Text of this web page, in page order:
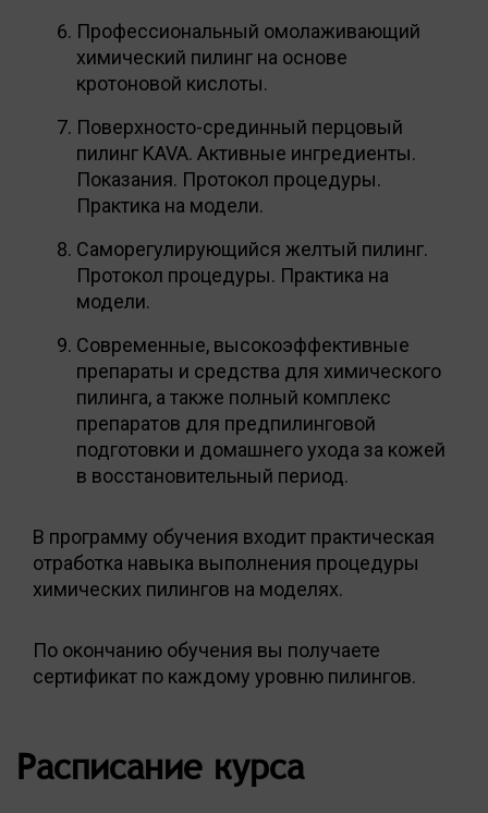
Профессиональный омолаживающий
химический пилинг на основе
кротоновой кислоты.
Поверхносто-срединный перцовый
пилинг KAVA. Активные ингредиенты.
Показания. Протокол процедуры.
Практика на модели.
Саморегулирующийся желтый пилинг.
Протокол процедуры. Практика на
модели.
Современные, высокоэффективные
препараты и средства для химического
пилинга, а также полный комплекс
препаратов для предпилинговой
подготовки и домашнего ухода за кожей
в восстановительный период.
В программу обучения входит практическая
отработка навыка выполнения процедуры
химических пилингов на моделях.
По окончанию обучения вы получаете
сертификат по каждому уровню пилингов.
Расписание курса